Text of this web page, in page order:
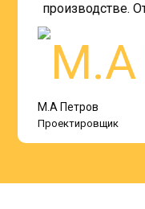
производстве.
М.А Петров
Проектировщик